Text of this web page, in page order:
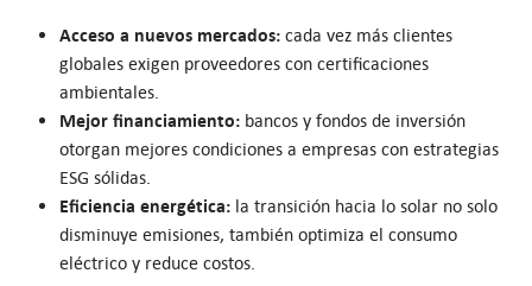
Acceso a nuevos mercados: cada vez más clientes
globales exigen proveedores con certificaciones
ambientales.
Mejor financiamiento: bancos y fondos de inversión
otorgan mejores condiciones a empresas con estrategias
ESG sólidas.
Eficiencia energética: la transición hacia lo solar no solo
disminuye emisiones, también optimiza el consumo
eléctrico y reduce costos.